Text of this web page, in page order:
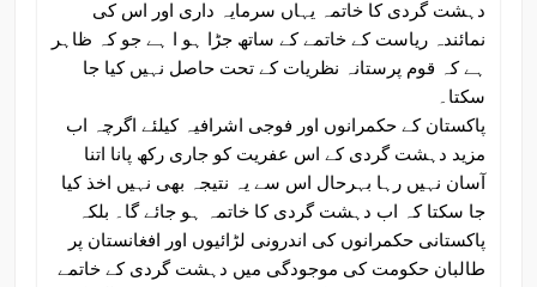
دہشت گردی کا خاتمہ یہاں سرمایہ داری اور اس کی
نمائندہ ریاست کے خاتمے کے ساتھ جڑا ہو ا ہے جو کہ ظاہر
ہے کہ قوم پرستانہ نظریات کے تحت حاصل نہیں کیا جا
سکتا۔
پاکستان کے حکمرانوں اور فوجی اشرافیہ کیلئے اگرچہ اب
مزید دہشت گردی کے اس عفریت کو جاری رکھ پانا اتنا
آسان نہیں رہا بہرحال اس سے یہ نتیجہ بھی نہیں اخذ کیا
جا سکتا کہ اب دہشت گردی کا خاتمہ ہو جائے گا۔ بلکہ
پاکستانی حکمرانوں کی اندرونی لڑائیوں اور افغانستان پر
طالبان حکومت کی موجودگی میں دہشت گردی کے خاتمے